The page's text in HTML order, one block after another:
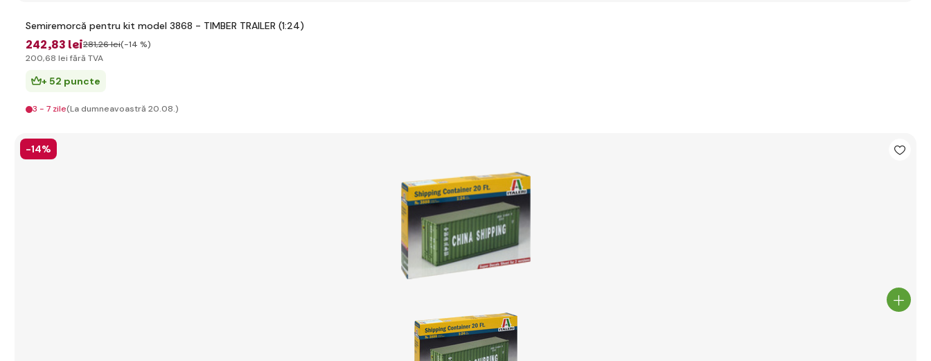
Semiremorcă pentru kit model 3868 - TIMBER TRAILER (1:24)
242,83 lei281,26 lei(-14 %)
200,68 lei fără TVA
+ 52 puncte
3 - 7 zile(La dumneavoastră 20.08.)
-14%